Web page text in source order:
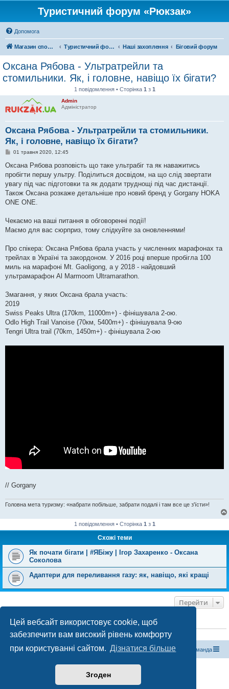
Цей вебсайт використовує cookie, щоб
забезпечити вам високий рівень комфорту
при користуванні сайтом. Дізнатися більше
Згоден
Туристичний форум «Рюкзак»
Допомога
Магазин спорядження Туристичний форум «Рюкзак» Наші захоплення Біговий форум
Оксана Рябова - Ультратрейли та
стомильники. Як, і головне, навіщо їх бігати?
1 повідомлення • Сторінка 1 з 1
Admin
Адміністратор
Оксана Рябова - Ультратрейли та стомильники.
Як, і головне, навіщо їх бігати?
П
в
д
о
л
е
я
01 травня 2020, 12:45
Оксана Рябова розповість що таке ультрабіг та як наважитись
пробігти першу ультру. Поділиться досвідом, на що слід звертати
увагу під час підготовки та як додати труднощі під час дистанції.
Також Оксана розкаже детальніше про новий бренд у Gorgany HOKA
ONE ONE.
Чекаємо на ваші питання в обговоренні події!
Маємо для вас сюрприз, тому слідкуйте за оновленнями!
Про спікера: Оксана Рябова брала участь у численних марафонах та
трейлах в Україні та закордоном. У 2016 році вперше пробігла 100
миль на марафоні Mt. Gaoligong, а у 2018 - найдовший
ультрамарафон Al Marmoom Ultramarathon.
Змагання, у яких Оксана брала участь:
2019
Swiss Peaks Ultra (170km, 11000m+) - фінішувала 2-ою.
Odlo High Trail Vanoise (70км, 5400m+) - фінішувала 9-ою
Tengri Ultra trail (70km, 1450m+) - фінішувала 2-ою
// Gorgany
Головна мета туризму: «набрати побільше, забрати подалі і там все це з'їсти»!
1 повідомлення • Сторінка 1 з 1
Схожі теми
Як почати бігати | #ЯБіжу | Ігор Захаренко - Оксана
Соколова
Адаптери для переливання газу: як, навіщо, які кращі
Перейти
ХТО ЗАРАЗ ОНЛАЙН
Зараз переглядають цей форум:ClaudeBot [бот ШІ]і 1 гість
Магазин спорядження Туристичний форум «Рюкзак» Команда
Працює на phpBB® Forum Software © phpBB Limited
Конфіденційність